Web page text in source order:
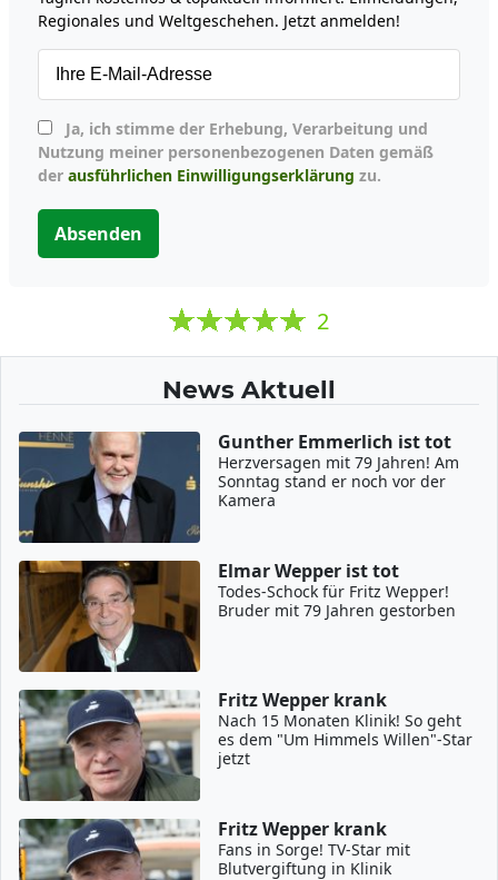
Regionales und Weltgeschehen. Jetzt anmelden!
Nutzung meiner personenbezogenen Daten gemäß
der ausführlichen Einwilligungserklärung zu.
Absenden
2
News Aktuell
Gunther Emmerlich ist tot
Herzversagen mit 79 Jahren! Am
Sonntag stand er noch vor der
Kamera
Elmar Wepper ist tot
Todes-Schock für Fritz Wepper!
Bruder mit 79 Jahren gestorben
Fritz Wepper krank
Nach 15 Monaten Klinik! So geht
es dem "Um Himmels Willen"-Star
jetzt
Fritz Wepper krank
Fans in Sorge! TV-Star mit
Blutvergiftung in Klinik